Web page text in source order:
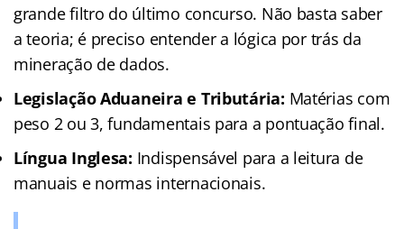
grande filtro do último concurso. Não basta saber
a teoria; é preciso entender a lógica por trás da
mineração de dados.
Legislação Aduaneira e Tributária: Matérias com
peso 2 ou 3, fundamentais para a pontuação final.
Língua Inglesa: Indispensável para a leitura de
manuais e normas internacionais.